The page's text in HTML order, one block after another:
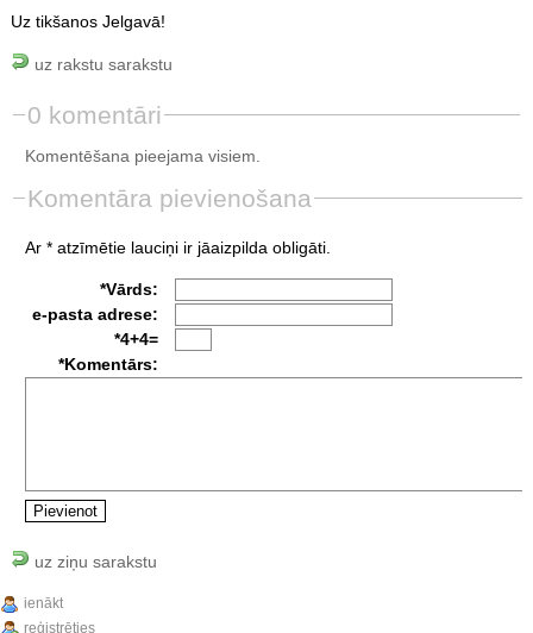
Uz tikšanos Jelgavā!
uz rakstu sarakstu
0 komentāri
Komentēšana pieejama visiem.
Komentāra pievienošana
Ar * atzīmētie lauciņi ir jāaizpilda obligāti.
*Vārds:
e-pasta adrese:
*4+4=
*Komentārs:
uz ziņu sarakstu
ienākt
reģistrēties